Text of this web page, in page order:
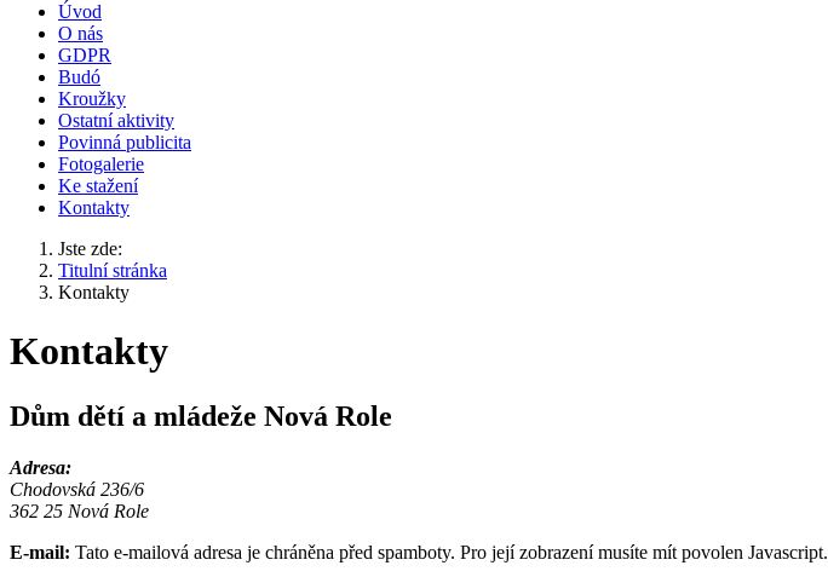
Úvod
O nás
GDPR
Budó
Kroužky
Ostatní aktivity
Povinná publicita
Fotogalerie
Ke stažení
Kontakty
Jste zde:
Titulní stránka
Kontakty
Kontakty
Dům dětí a mládeže Nová Role
Adresa:
Chodovská 236/6
362 25 Nová Role
E-mail: Tato e-mailová adresa je chráněna před spamboty. Pro její zobrazení musíte mít povolen Javascript.